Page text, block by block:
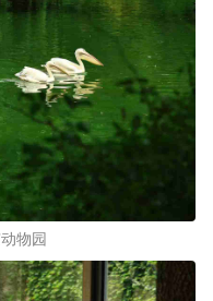
物园